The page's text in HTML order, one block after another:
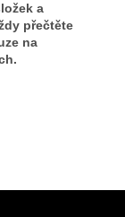
a
přečtěte
na